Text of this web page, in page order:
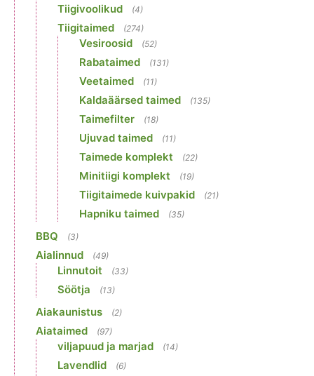
Tiigivoolikud (4)
Tiigitaimed (274)
Vesiroosid (52)
Rabataimed (131)
Veetaimed (11)
Kaldaäärsed taimed (135)
Taimefilter (18)
Ujuvad taimed (11)
Taimede komplekt (22)
Minitiigi komplekt (19)
Tiigitaimede kuivpakid (21)
Hapniku taimed (35)
BBQ (3)
Aialinnud (49)
Linnutoit (33)
Söötja (13)
Aiakaunistus (2)
Aiataimed (97)
viljapuud ja marjad (14)
Lavendlid (6)